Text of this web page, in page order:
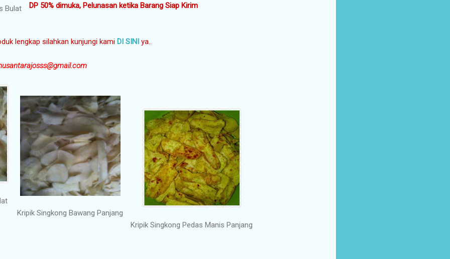
Bulat
DP 50% dimuka, Pelunasan ketika Barang Siap Kirim
lengkap silahkan kunjungi kami DI SINI ya..
Kripik Singkong Bawang Panjang
Kripik Singkong Pedas Manis Panjang